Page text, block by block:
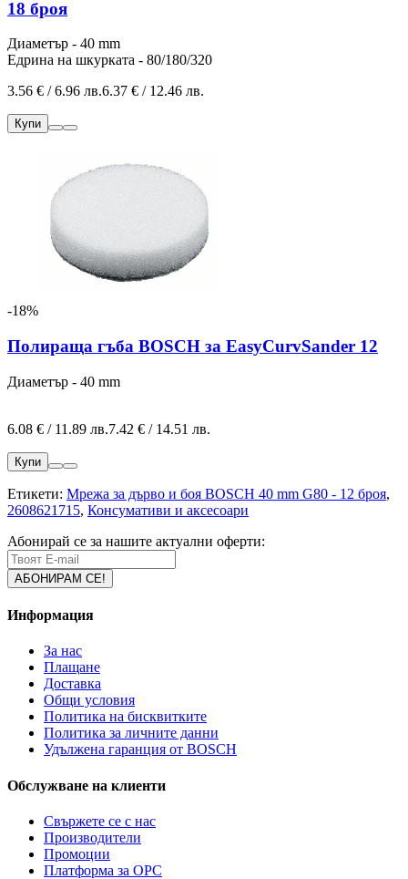
18 броя
Диаметър - 40 mm
Едрина на шкурката - 80/180/320
3.56 € / 6.96 лв.6.37 € / 12.46 лв.
Купи
-18%
Полираща гъба BOSCH за EasyCurvSander 12
Диаметър - 40 mm
6.08 € / 11.89 лв.7.42 € / 14.51 лв.
Купи
Етикети: Мрежа за дърво и боя BOSCH 40 mm G80 - 12 броя,
2608621715, Консумативи и аксесоари
Абонирай се за нашите актуални оферти:
Информация
За нас
Плащане
Доставка
Общи условия
Политика на бисквитките
Политика за личните данни
Удължена гаранция от BOSCH
Обслужване на клиенти
Свържете се с нас
Производители
Промоции
Платформа за ОРС